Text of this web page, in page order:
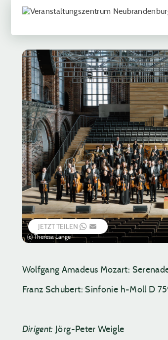
(c) Theresa Lange
JETZT TEILEN WHATSAPP
EMAIL
Wolfgang Amadeus Mozart:
Franz Schubert: Sinfonie h-Moll D
Dirigent: Jörg-Peter Weigle